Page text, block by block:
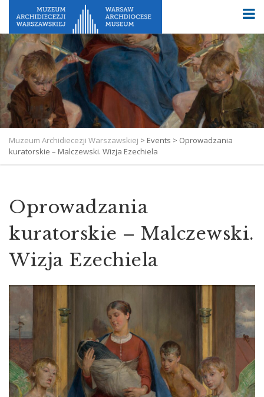
Muzeum Archidiecezji Warszawskiej > Events > Oprowadzania
kuratorskie – Malczewski. Wizja Ezechiela
Oprowadzania
kuratorskie – Malczewski.
Wizja Ezechiela